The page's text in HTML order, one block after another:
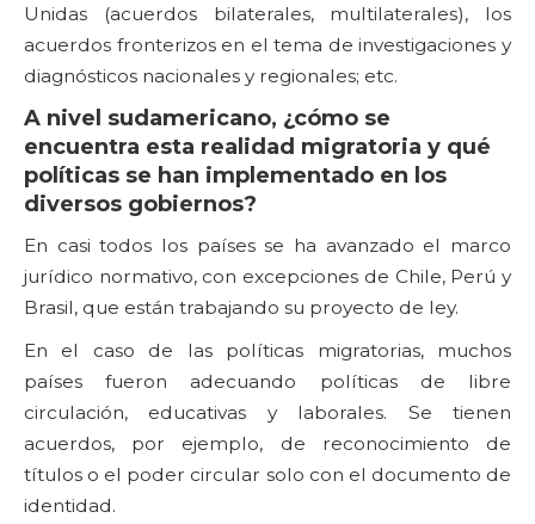
Unidas (acuerdos bilaterales, multilaterales), los
acuerdos fronterizos en el tema de investigaciones y
diagnósticos nacionales y regionales; etc.
A nivel sudamericano, ¿cómo se
encuentra esta realidad migratoria y qué
políticas se han implementado en los
diversos gobiernos?
En casi todos los países se ha avanzado el marco
jurídico normativo, con excepciones de Chile, Perú y
Brasil, que están trabajando su proyecto de ley.
En el caso de las políticas migratorias, muchos
países fueron adecuando políticas de libre
circulación, educativas y laborales. Se tienen
acuerdos, por ejemplo, de reconocimiento de
títulos o el poder circular solo con el documento de
identidad.